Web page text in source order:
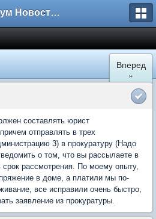
Форум Новостройки
Вперед
»
составлять юрист
отправлять в трех
3) в прокуратуру (Надо
о том, что вы рассылаете в
срок рассмотрения. По моему опыту,
в доме, а платили мы по-
все исправили очень быстро,
заявление из прокуратуры.